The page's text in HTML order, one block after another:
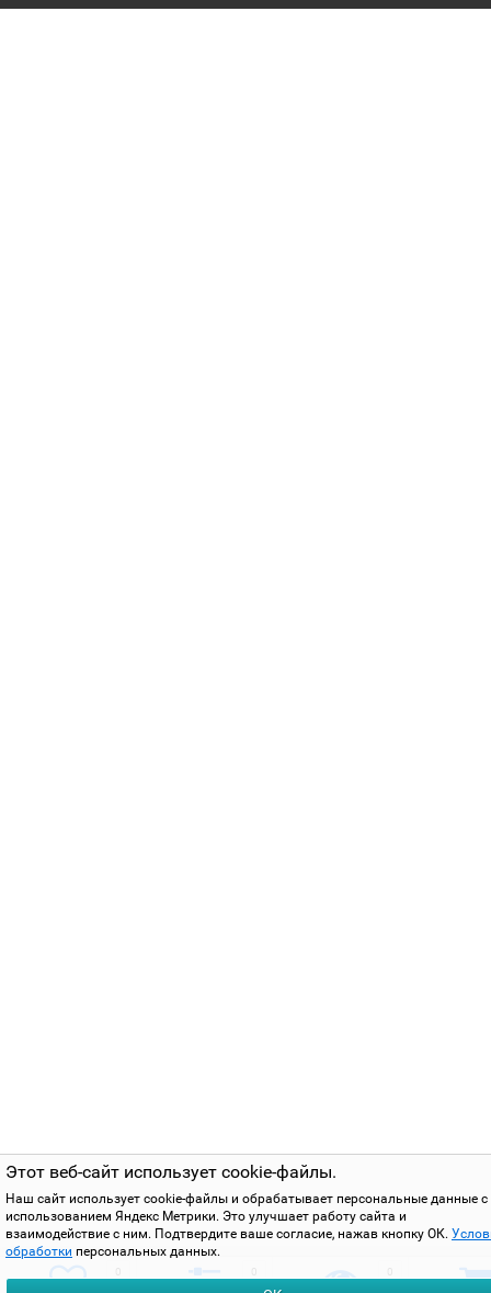
Этот веб-сайт использует cookie-файлы.
Наш сайт использует cookie-файлы и обрабатывает персональные данные с
использованием Яндекс Метрики. Это улучшает работу сайта и
взаимодействие с ним. Подтвердите ваше согласие, нажав кнопку ОК.
обработки персональных данных.